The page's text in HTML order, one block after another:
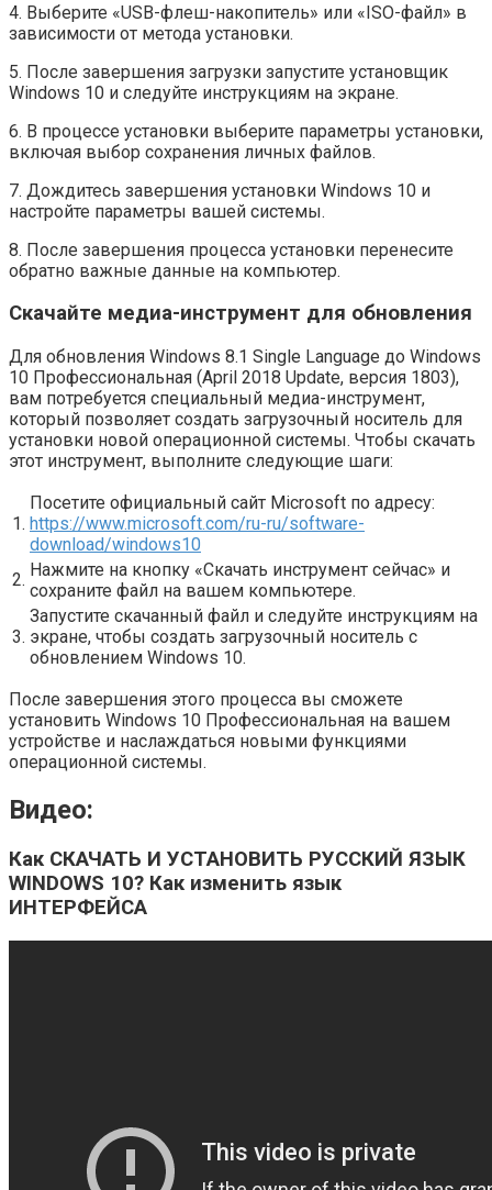
4. Выберите «USB-флеш-накопитель» или «ISO-файл» в
зависимости от метода установки.
5. После завершения загрузки запустите установщик
Windows 10 и следуйте инструкциям на экране.
6. В процессе установки выберите параметры установки,
включая выбор сохранения личных файлов.
7. Дождитесь завершения установки Windows 10 и
настройте параметры вашей системы.
8. После завершения процесса установки перенесите
обратно важные данные на компьютер.
Скачайте медиа-инструмент для обновления
Для обновления Windows 8.1 Single Language до Windows
10 Профессиональная (April 2018 Update, версия 1803),
вам потребуется специальный медиа-инструмент,
который позволяет создать загрузочный носитель для
установки новой операционной системы. Чтобы скачать
этот инструмент, выполните следующие шаги:
1.
Посетите официальный сайт Microsoft по адресу:
https://www.microsoft.com/ru-ru/software-
download/windows10
2. Нажмите на кнопку «Скачать инструмент сейчас» и
сохраните файл на вашем компьютере.
3.
Запустите скачанный файл и следуйте инструкциям на
экране, чтобы создать загрузочный носитель с
обновлением Windows 10.
После завершения этого процесса вы сможете
установить Windows 10 Профессиональная на вашем
устройстве и наслаждаться новыми функциями
операционной системы.
Видео:
Как СКАЧАТЬ И УСТАНОВИТЬ РУССКИЙ ЯЗЫК
WINDOWS 10? Как изменить язык
ИНТЕРФЕЙСА